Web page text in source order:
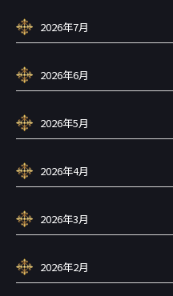
2026年7月
2026年6月
2026年5月
2026年4月
2026年3月
2026年2月